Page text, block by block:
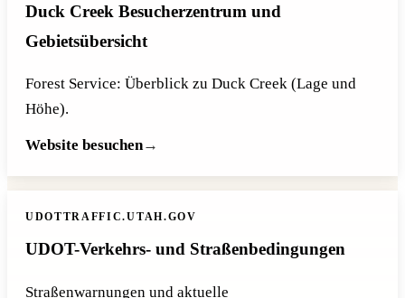
Duck Creek Besucherzentrum und
Gebietsübersicht
Forest Service: Überblick zu Duck Creek (Lage und
Höhe).
Website besuchen
UDOTTRAFFIC.UTAH.GOV
UDOT-Verkehrs- und Straßenbedingungen
Straßenwarnungen und aktuelle